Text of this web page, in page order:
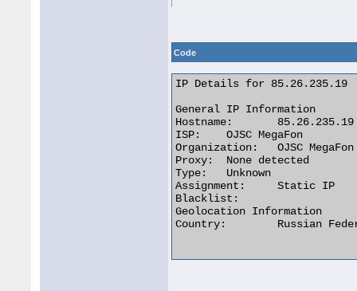
Code
IP Details for 85.26.235.19
General IP Information
Hostname:	85.26.235.19
ISP:	OJSC MegaFon
Organization:	OJSC MegaFon
Proxy:	None detected
Type:	Unknown
Assignment:	Static IP
Blacklist:
Geolocation Information
Country:	Russian Federation